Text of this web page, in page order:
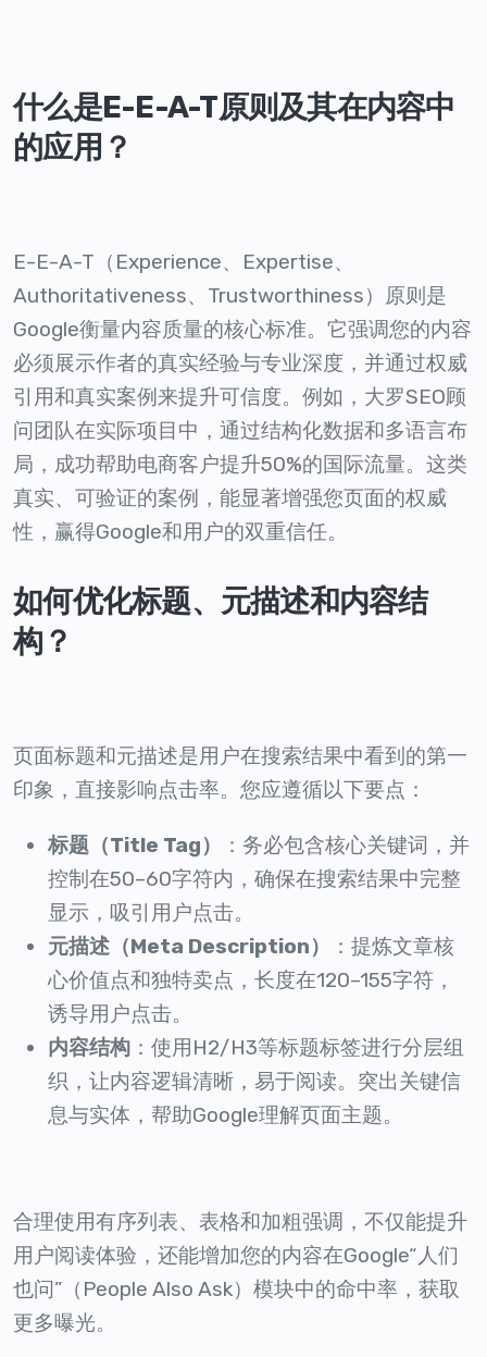
什么是E-E-A-T原则及其在内容中
的应用？
E-E-A-T（Experience、Expertise、
Authoritativeness、Trustworthiness）原则是
Google衡量内容质量的核心标准。它强调您的内容
必须展示作者的真实经验与专业深度，并通过权威
引用和真实案例来提升可信度。例如，大罗SEO顾
问团队在实际项目中，通过结构化数据和多语言布
局，成功帮助电商客户提升50%的国际流量。这类
真实、可验证的案例，能显著增强您页面的权威
性，赢得Google和用户的双重信任。
如何优化标题、元描述和内容结
构？
页面标题和元描述是用户在搜索结果中看到的第一
印象，直接影响点击率。您应遵循以下要点：
标题（Title Tag）
：务必包含核心关键词，并
控制在50–60字符内，确保在搜索结果中完整
显示，吸引用户点击。
元描述（Meta Description）
：提炼文章核
心价值点和独特卖点，长度在120–155字符，
诱导用户点击。
内容结构 ：使用H2/H3等标题标签进行分层组
织，让内容逻辑清晰，易于阅读。突出关键信
息与实体，帮助Google理解页面主题。
合理使用有序列表、表格和加粗强调，不仅能提升
用户阅读体验，还能增加您的内容在Google“人们
也问”（People Also Ask）模块中的命中率，获取
更多曝光。